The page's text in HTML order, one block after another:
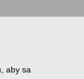
aby sa